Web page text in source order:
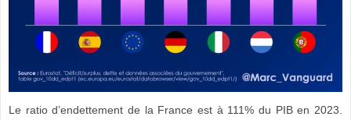
Le ratio d’endettement de la France est à 111% du PIB en 2023.